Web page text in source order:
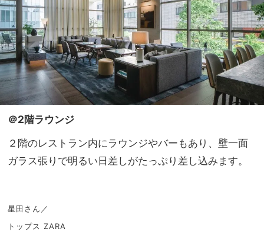
＠2階ラウンジ
２階のレストラン内にラウンジやバーもあり、壁一面
ガラス張りで明るい日差しがたっぷり差し込みます。
星田さん／
トップス ZARA